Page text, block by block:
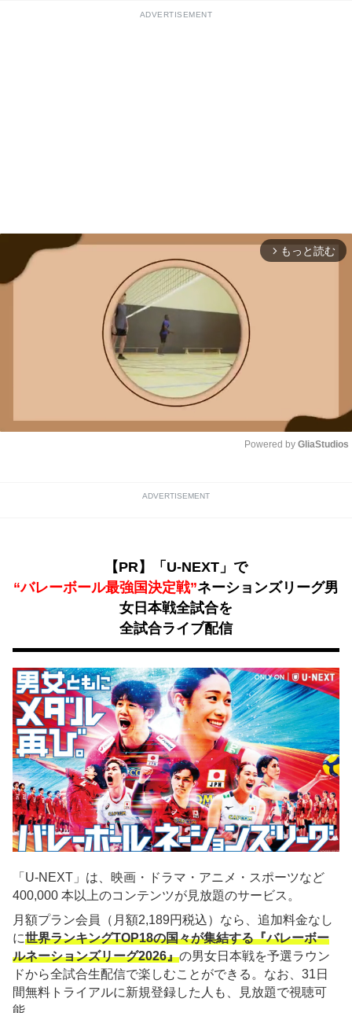
ADVERTISEMENT
arrow_forward_ios もっと読む
Powered by GliaStudios
ADVERTISEMENT
【PR】「U-NEXT」で
“バレーボール最強国決定戦”ネーションズリーグ男
女日本戦全試合を
全試合ライブ配信
「U-NEXT」は、映画・ドラマ・アニメ・スポーツなど
400,000 本以上のコンテンツが見放題のサービス。
月額プラン会員（月額2,189円税込）なら、追加料金なし
に世界ランキングTOP18の国々が集結する『バレーボー
ルネーションズリーグ2026』の男女日本戦を予選ラウン
ドから全試合生配信で楽しむことができる。なお、31日
間無料トライアルに新規登録した人も、見放題で視聴可